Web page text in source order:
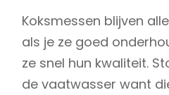
Koksmessen blijven
als je ze goed
ze snel hun kwaliteit.
de vaatwasser want